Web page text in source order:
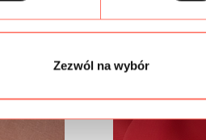
Zezwól na wybór